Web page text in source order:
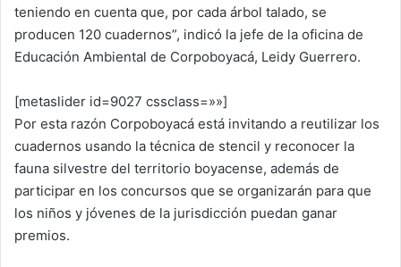
teniendo en cuenta que, por cada árbol talado, se
producen 120 cuadernos”, indicó la jefe de la oficina de
Educación Ambiental de Corpoboyacá, Leidy Guerrero.
[metaslider id=9027 cssclass=»»]
Por esta razón Corpoboyacá está invitando a reutilizar los
cuadernos usando la técnica de stencil y reconocer la
fauna silvestre del territorio boyacense, además de
participar en los concursos que se organizarán para que
los niños y jóvenes de la jurisdicción puedan ganar
premios.